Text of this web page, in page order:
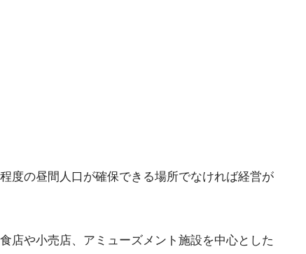
度の昼間人口が確保できる場所でなければ経営が
店や小売店、アミューズメント施設を中心とした